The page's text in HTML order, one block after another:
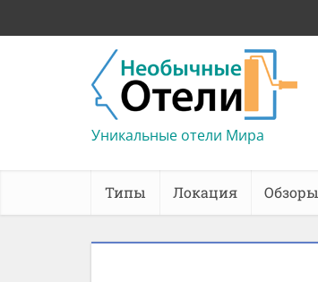
Уникальные отели Мира
Типы Локация Обзоры